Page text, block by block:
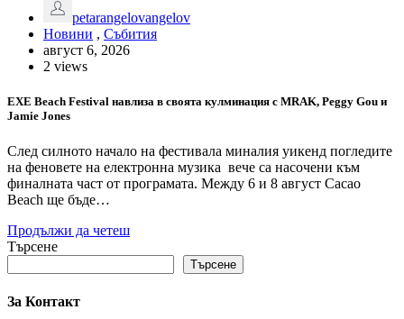
petarangelovangelov
Новини , Събития
август 6, 2026
2 views
EXE Beach Festival навлиза в своята кулминация с MRAK, Peggy Gou и
Jamie Jones
След силното начало на фестивала миналия уикенд погледите
на феновете на електронна музика вече са насочени към
финалната част от програмата. Между 6 и 8 август Cacao
Beach ще бъде…
Продължи да четеш
Търсене
Търсене
За Контакт